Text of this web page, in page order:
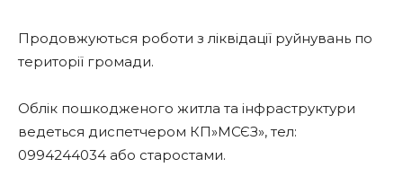
Продовжуються роботи з ліквідації руйнувань по
території громади.
Облік пошкодженого житла та інфраструктури
ведеться диспетчером КП»МСЄЗ», тел:
0994244034 або старостами.